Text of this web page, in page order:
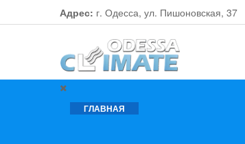
Адрес: г. Одесса, ул. Пишоновская, 37
ГЛАВНАЯ